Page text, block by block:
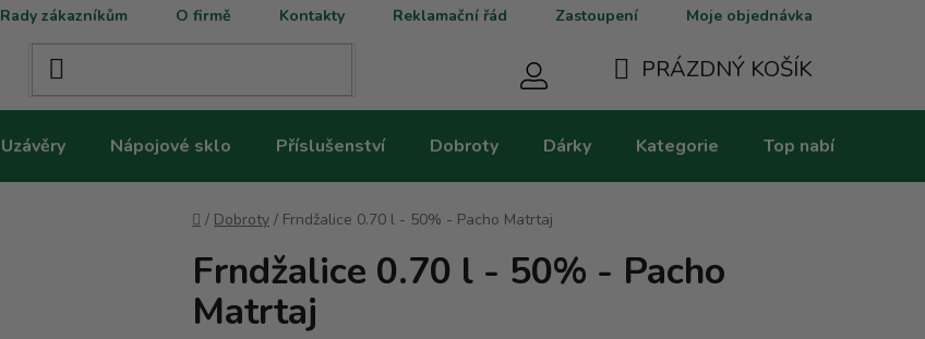
Rady zákazníkům O firmě Kontakty Reklamační řád Zastoupení Moje objednávka
KOŠÍK
PRÁZDNÝ KOŠÍK
Uzávěry Nápojové sklo Příslušenství Dobroty Dárky Kategorie Top nabídky
Domů
/ Dobroty / Frndžalice 0.70 l - 50% - Pacho Matrtaj
Frndžalice 0.70 l - 50% - Pacho
Matrtaj